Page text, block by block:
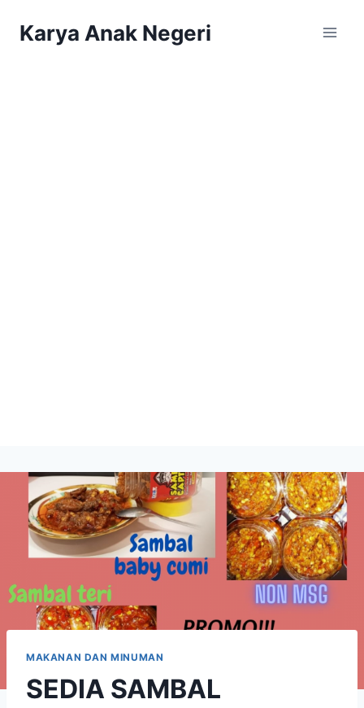
Karya Anak Negeri
MAKANAN DAN MINUMAN
SEDIA SAMBAL